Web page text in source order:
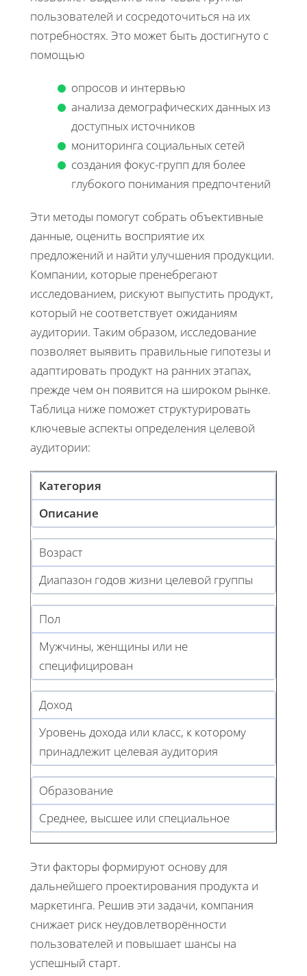
пользователей и сосредоточиться на их
потребностях. Это может быть достигнуто с
помощью
опросов и интервью
анализа демографических данных из
доступных источников
мониторинга социальных сетей
создания фокус-групп для более
глубокого понимания предпочтений
Эти методы помогут собрать объективные
данные, оценить восприятие их
предложений и найти улучшения продукции.
Компании, которые пренебрегают
исследованием, рискуют выпустить продукт,
который не соответствует ожиданиям
аудитории. Таким образом, исследование
позволяет выявить правильные гипотезы и
адаптировать продукт на ранних этапах,
прежде чем он появится на широком рынке.
Таблица ниже поможет структурировать
ключевые аспекты определения целевой
аудитории:
Категория
Описание
Возраст
Диапазон годов жизни целевой группы
Пол
Мужчины, женщины или не
специфицирован
Доход
Уровень дохода или класс, к которому
принадлежит целевая аудитория
Образование
Среднее, высшее или специальное
Эти факторы формируют основу для
дальнейшего проектирования продукта и
маркетинга. Решив эти задачи, компания
снижает риск неудовлетворённости
пользователей и повышает шансы на
успешный старт.